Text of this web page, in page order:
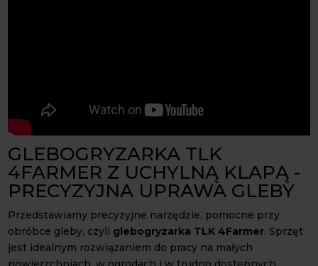
GLEBOGRYZARKA TLK
4FARMER Z UCHYLNĄ KLAPĄ -
PRECYZYJNA UPRAWA GLEBY
Przedstawiamy precyzyjne narzędzie, pomocne przy
obróbce gleby, czyli glebogryzarka TLK 4Farmer. Sprzęt
jest idealnym rozwiązaniem do pracy na małych